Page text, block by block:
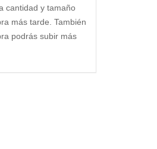
cantidad y tamaño
más tarde. También
podrás subir más